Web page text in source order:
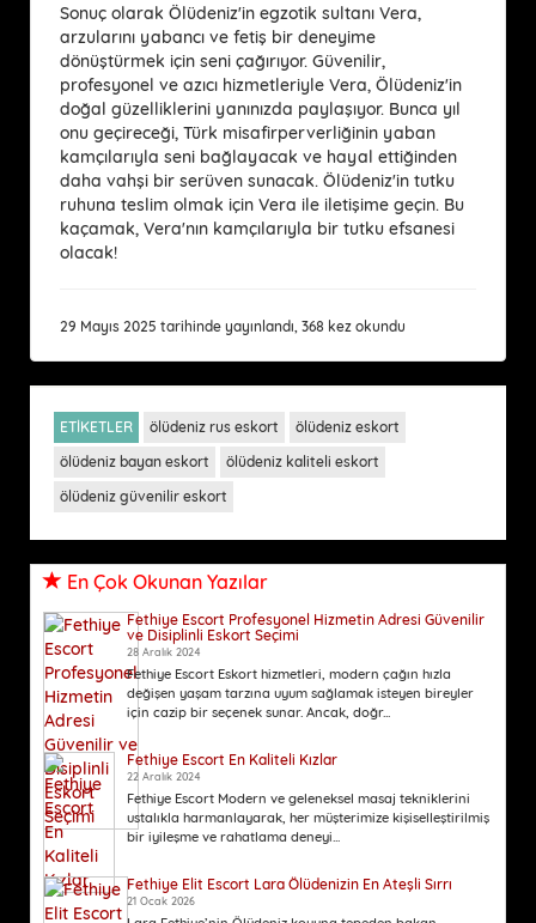
Sonuç olarak Ölüdeniz'in egzotik sultanı Vera,
arzularını yabancı ve fetiş bir deneyime
dönüştürmek için seni çağırıyor. Güvenilir,
profesyonel ve azıcı hizmetleriyle Vera, Ölüdeniz'in
doğal güzelliklerini yanınızda paylaşıyor. Bunca yıl
onu geçireceği, Türk misafirperverliğinin yaban
kamçılarıyla seni bağlayacak ve hayal ettiğinden
daha vahşi bir serüven sunacak. Ölüdeniz'in tutku
ruhuna teslim olmak için Vera ile iletişime geçin. Bu
kaçamak, Vera'nın kamçılarıyla bir tutku efsanesi
olacak!
29 Mayıs 2025 tarihinde yayınlandı, 368 kez okundu
ETİKETLER ölüdeniz rus eskort
ölüdeniz eskort
ölüdeniz bayan eskort
ölüdeniz kaliteli eskort
ölüdeniz güvenilir eskort
En Çok Okunan Yazılar
Fethiye Escort Profesyonel Hizmetin Adresi Güvenilir
ve Disiplinli Eskort Seçimi
28 Aralık 2024
Fethiye Escort Eskort hizmetleri, modern çağın hızla
değişen yaşam tarzına uyum sağlamak isteyen bireyler
için cazip bir seçenek sunar. Ancak, doğr...
Fethiye Escort En Kaliteli Kızlar
22 Aralık 2024
Fethiye Escort Modern ve geleneksel masaj tekniklerini
ustalıkla harmanlayarak, her müşterimize kişiselleştirilmiş
bir iyileşme ve rahatlama deneyi...
Fethiye Elit Escort Lara Ölüdenizin En Ateşli Sırrı
21 Ocak 2026